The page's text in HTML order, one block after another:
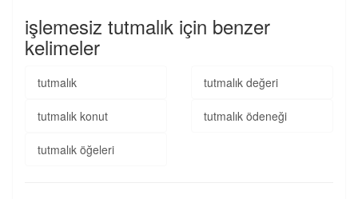
işlemesiz tutmalık için benzer
kelimeler
tutmalık tutmalık değeri
tutmalık konut tutmalık ödeneği
tutmalık öğeleri